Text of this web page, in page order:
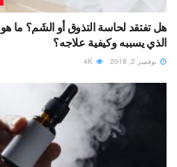
الذي يسببه وكيفية علاجه؟
نوفمبر 2, 2018